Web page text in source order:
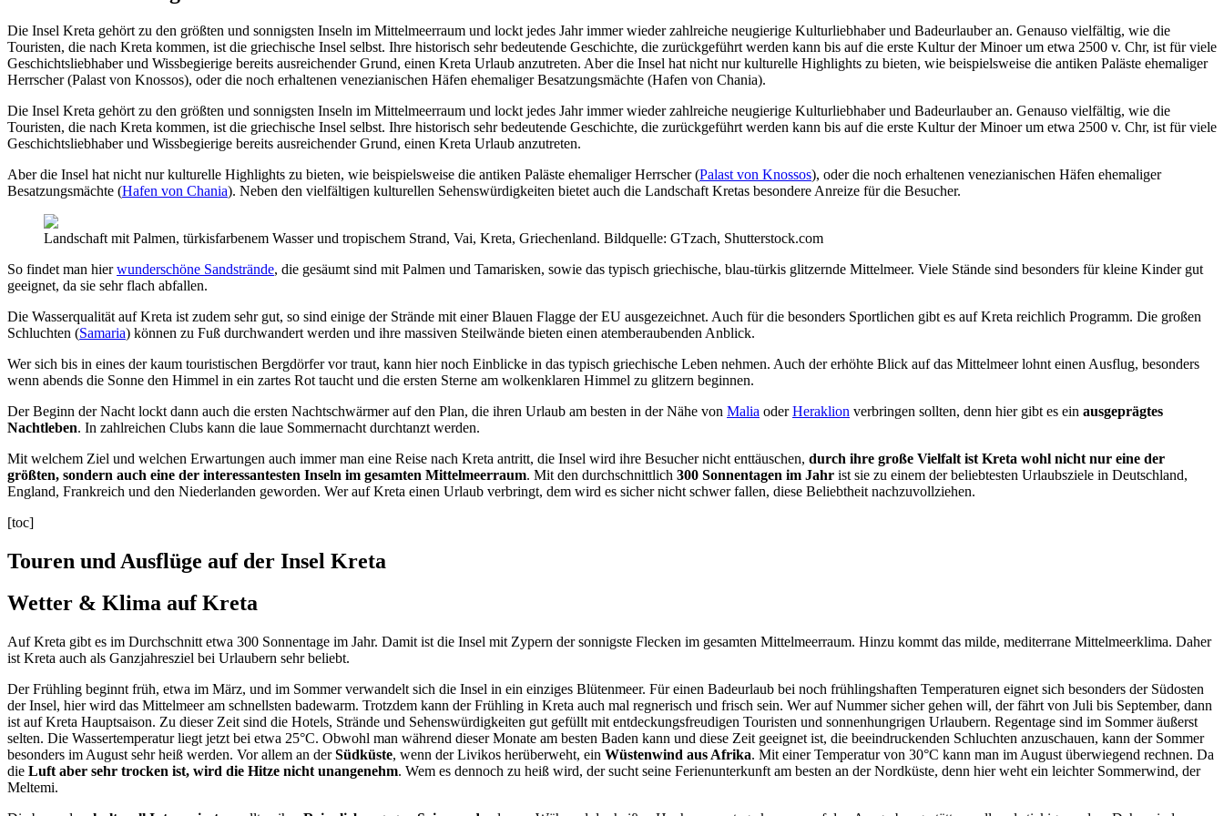
Die Insel Kreta gehört zu den größten und sonnigsten Inseln im Mittelmeerraum und lockt jedes Jahr immer wieder zahlreiche neugierige Kulturliebhaber und Badeurlauber an. Genauso vielfältig, wie die
Touristen, die nach Kreta kommen, ist die griechische Insel selbst. Ihre historisch sehr bedeutende Geschichte, die zurückgeführt werden kann bis auf die erste Kultur der Minoer um etwa 2500 v. Chr, ist für viele
Geschichtsliebhaber und Wissbegierige bereits ausreichender Grund, einen Kreta Urlaub anzutreten. Aber die Insel hat nicht nur kulturelle Highlights zu bieten, wie beispielsweise die antiken Paläste ehemaliger
Herrscher (Palast von Knossos), oder die noch erhaltenen venezianischen Häfen ehemaliger Besatzungsmächte (Hafen von Chania).
Die Insel Kreta gehört zu den größten und sonnigsten Inseln im Mittelmeerraum und lockt jedes Jahr immer wieder zahlreiche neugierige Kulturliebhaber und Badeurlauber an. Genauso vielfältig, wie die
Touristen, die nach Kreta kommen, ist die griechische Insel selbst. Ihre historisch sehr bedeutende Geschichte, die zurückgeführt werden kann bis auf die erste Kultur der Minoer um etwa 2500 v. Chr, ist für viele
Geschichtsliebhaber und Wissbegierige bereits ausreichender Grund, einen Kreta Urlaub anzutreten.
Aber die Insel hat nicht nur kulturelle Highlights zu bieten, wie beispielsweise die antiken Paläste ehemaliger Herrscher (Palast von Knossos), oder die noch erhaltenen venezianischen Häfen ehemaliger
Besatzungsmächte (Hafen von Chania). Neben den vielfältigen kulturellen Sehenswürdigkeiten bietet auch die Landschaft Kretas besondere Anreize für die Besucher.
Landschaft mit Palmen, türkisfarbenem Wasser und tropischem Strand, Vai, Kreta, Griechenland. Bildquelle: GTzach, Shutterstock.com
So findet man hierwunderschöne Sandstrände, die gesäumt sind mit Palmen und Tamarisken, sowie das typisch griechische, blau-türkis glitzernde Mittelmeer. Viele Stände sind besonders für kleine Kinder gut
geeignet, da sie sehr flach abfallen.
Die Wasserqualität auf Kreta ist zudem sehr gut, so sind einige der Strände mit einer Blauen Flagge der EU ausgezeichnet. Auch für die besonders Sportlichen gibt es auf Kreta reichlich Programm. Die großen
Schluchten (Samaria) können zu Fuß durchwandert werden und ihre massiven Steilwände bieten einen atemberaubenden Anblick.
Wer sich bis in eines der kaum touristischen Bergdörfer vor traut, kann hier noch Einblicke in das typisch griechische Leben nehmen. Auch der erhöhte Blick auf das Mittelmeer lohnt einen Ausflug, besonders
wenn abends die Sonne den Himmel in ein zartes Rot taucht und die ersten Sterne am wolkenklaren Himmel zu glitzern beginnen.
Der Beginn der Nacht lockt dann auch die ersten Nachtschwärmer auf den Plan, die ihren Urlaub am besten in der Nähe von Malia oderHeraklion verbringen sollten, denn hier gibt es ein ausgeprägtes
Nachtleben. In zahlreichen Clubs kann die laue Sommernacht durchtanzt werden.
Mit welchem Ziel und welchen Erwartungen auch immer man eine Reise nach Kreta antritt, die Insel wird ihre Besucher nicht enttäuschen, durch ihre große Vielfalt ist Kreta wohl nicht nur eine der
größten, sondern auch eine der interessantesten Inseln im gesamten Mittelmeerraum. Mit den durchschnittlich 300 Sonnentagen im Jahr ist sie zu einem der beliebtesten Urlaubsziele in Deutschland,
England, Frankreich und den Niederlanden geworden. Wer auf Kreta einen Urlaub verbringt, dem wird es sicher nicht schwer fallen, diese Beliebtheit nachzuvollziehen.
[toc]
Touren und Ausflüge auf der Insel Kreta
Wetter & Klima auf Kreta
Auf Kreta gibt es im Durchschnitt etwa 300 Sonnentage im Jahr. Damit ist die Insel mit Zypern der sonnigste Flecken im gesamten Mittelmeerraum. Hinzu kommt das milde, mediterrane Mittelmeerklima. Daher
ist Kreta auch als Ganzjahresziel bei Urlaubern sehr beliebt.
Der Frühling beginnt früh, etwa im März, und im Sommer verwandelt sich die Insel in ein einziges Blütenmeer. Für einen Badeurlaub bei noch frühlingshaften Temperaturen eignet sich besonders der Südosten
der Insel, hier wird das Mittelmeer am schnellsten badewarm. Trotzdem kann der Frühling in Kreta auch mal regnerisch und frisch sein. Wer auf Nummer sicher gehen will, der fährt von Juli bis September, dann
ist auf Kreta Hauptsaison. Zu dieser Zeit sind die Hotels, Strände und Sehenswürdigkeiten gut gefüllt mit entdeckungsfreudigen Touristen und sonnenhungrigen Urlaubern. Regentage sind im Sommer äußerst
selten. Die Wassertemperatur liegt jetzt bei etwa 25°C. Obwohl man während dieser Monate am besten Baden kann und diese Zeit geeignet ist, die beeindruckenden Schluchten anzuschauen, kann der Sommer
besonders im August sehr heiß werden. Vor allem an derSüdküste, wenn der Livikos herüberweht, ein Wüstenwind aus Afrika. Mit einer Temperatur von 30°C kann man im August überwiegend rechnen. Da
die Luft aber sehr trocken ist, wird die Hitze nicht unangenehm. Wem es dennoch zu heiß wird, der sucht seine Ferienunterkunft am besten an der Nordküste, denn hier weht ein leichter Sommerwind, der
Meltemi.